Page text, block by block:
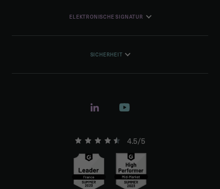
ELEKTRONISCHE SIGNATUR
SICHERHEIT
4.5/5